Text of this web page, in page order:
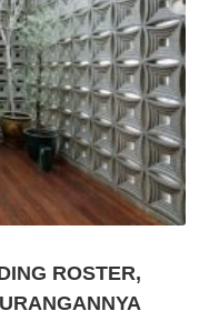
ROSTER,